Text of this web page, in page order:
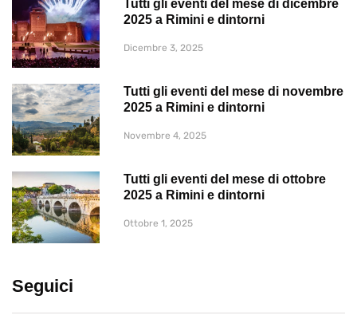
Tutti gli eventi del mese di dicembre
2025 a Rimini e dintorni
Dicembre 3, 2025
Tutti gli eventi del mese di novembre
2025 a Rimini e dintorni
Novembre 4, 2025
Tutti gli eventi del mese di ottobre
2025 a Rimini e dintorni
Ottobre 1, 2025
Seguici